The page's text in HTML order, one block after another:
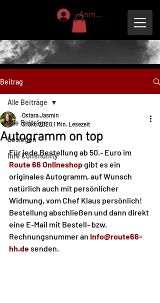
Anmelden
Beitrag
Alle Beiträge
Loslegen
Ihre Community
Alle Beiträge
Autogramm on top
Ostara Jasmin
3. Okt. 2020 1 Min. Lesezeit
Für jede Bestellung ab 50.- Euro im
Route 66 Onlineshop gibt es ein
originales Autogramm, auf Wunsch
natürlich auch mit persönlicher
Widmung, vom Chef Klaus persönlich!
Bestellung abschließen und dann direkt
eine E-Mail mit Bestell- bzw.
Rechnungsnummer an info@route66-
hh.de senden.